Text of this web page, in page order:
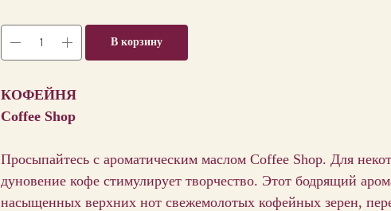
В корзину
КОФЕЙНЯ
Coffee Shop
Просыпайтесь с ароматическим маслом Coffee Shop. Для
дуновение кофе стимулирует творчество. Этот бодрящий
насыщенных верхних нот свежемолотых кофейных зерен,